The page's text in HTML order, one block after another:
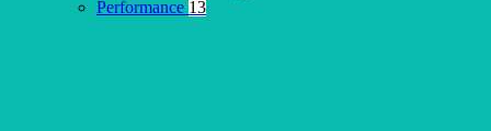
Performance 13